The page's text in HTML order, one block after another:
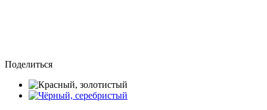
Поделиться